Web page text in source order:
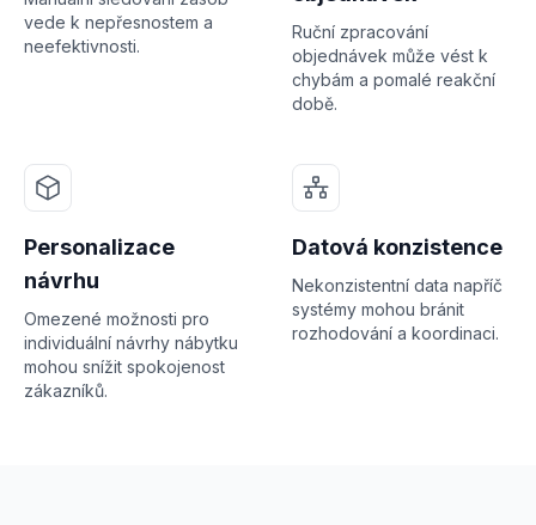
vede k nepřesnostem a
neefektivnosti.
Ruční zpracování
objednávek může vést k
chybám a pomalé reakční
době.
Personalizace
návrhu
Omezené možnosti pro
individuální návrhy nábytku
mohou snížit spokojenost
zákazníků.
Datová konzistence
Nekonzistentní data napříč
systémy mohou bránit
rozhodování a koordinaci.